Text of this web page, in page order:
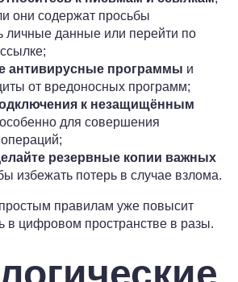
они содержат просьбы
личные данные или перейти по
антивирусные программы и
от вредоносных программ;
к незащищённым
для совершения
резервные копии важных
избежать потерь в случае взлома.
правилам уже повысит
в цифровом пространстве в разы.